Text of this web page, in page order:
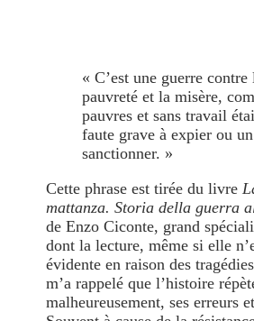
« C’est une guerre contre
pauvreté et la misère,
pauvres et sans travail
faute grave à expier ou
sanctionner. »
Cette phrase est tirée du livre
mattanza. Storia della guerra
de Enzo Ciconte, grand
dont la lecture, même si elle
évidente en raison des
m’a rappelé que l’histoire
malheureusement, ses erreurs